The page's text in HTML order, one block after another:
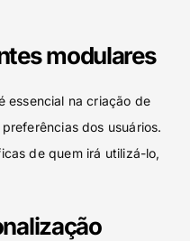
modulares
essencial na criação de
dos usuários.
de quem irá utilizá-lo,